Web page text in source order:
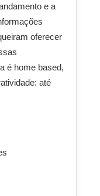
e a
oferecer
é home based,
até